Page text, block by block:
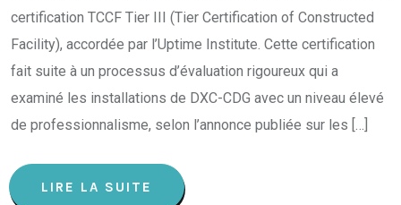
certification TCCF Tier III (Tier Certification of Constructed
Facility), accordée par l’Uptime Institute. Cette certification
fait suite à un processus d’évaluation rigoureux qui a
examiné les installations de DXC-CDG avec un niveau élevé
de professionnalisme, selon l’annonce publiée sur les […]
LIRE LA SUITE